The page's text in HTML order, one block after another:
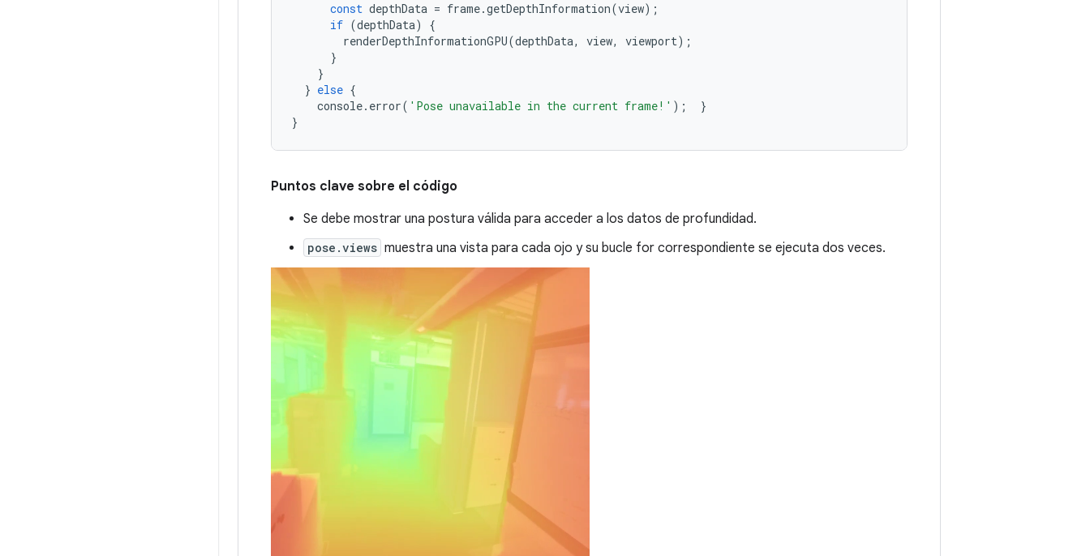
const depthData = frame.getDepthInformation(view);
if (depthData)
{
renderDepthInformationGPU(depthData, view, viewport);
}
}
} else {
console. error( 'Pose unavailable in the current frame!' );
}
}
Puntos clave sobre el código
Se debe mostrar una postura válida para acceder a los datos de profundidad.
pose.views muestra una vista para cada ojo y su bucle for correspondiente se ejecuta dos veces.